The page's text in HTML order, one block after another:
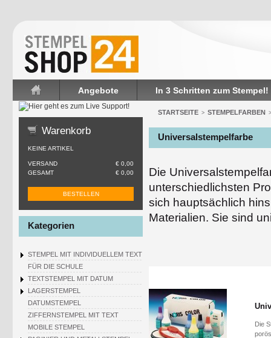
Startseite
Angebote In 3 Schritten zum Stempel!
Warenkorb
KEINE ARTIKEL
VERSAND
€ 0,00
GESAMT
€ 0,00
BESTELLEN
Kategorien
STEMPEL MIT INDIVIDUELLEM TEXT
FÜR DIE SCHULE
TEXTSTEMPEL MIT DATUM
LAGERSTEMPEL
DATUMSTEMPEL
ZIFFERNSTEMPEL MIT TEXT
MOBILE STEMPEL
STARTSEITE > STEMPELFARBEN >
Universalstempelfarbe
Die
unterschiedlichsten
sich hauptsächlich
Materialien. Sie sind
Die